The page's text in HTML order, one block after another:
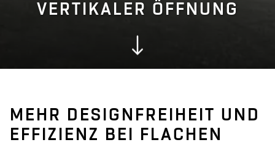
VERTIKALER ÖFFNUNG
MEHR DESIGNFREIHEIT UND
EFFIZIENZ BEI FLACHEN